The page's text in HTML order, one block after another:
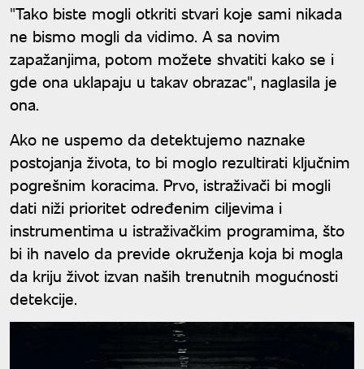
"Tako biste mogli otkriti stvari koje sami nikada
ne bismo mogli da vidimo. A sa novim
zapažanjima, potom možete shvatiti kako se i
gde ona uklapaju u takav obrazac", naglasila je
ona.
Ako ne uspemo da detektujemo naznake
postojanja života, to bi moglo rezultirati ključnim
pogrešnim koracima. Prvo, istraživači bi mogli
dati niži prioritet određenim ciljevima i
instrumentima u istraživačkim programima, što
bi ih navelo da previde okruženja koja bi mogla
da kriju život izvan naših trenutnih mogućnosti
detekcije.